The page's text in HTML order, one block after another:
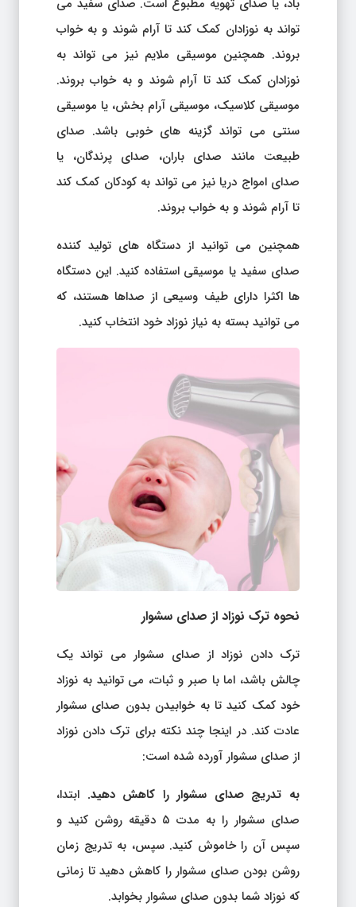
باد، یا صدای تهویه مطبوع است. صدای سفید می
تواند به نوزادان کمک کند تا آرام شوند و به خواب
بروند. همچنین موسیقی ملایم نیز می تواند به
نوزادان کمک کند تا آرام شوند و به خواب بروند.
موسیقی کلاسیک، موسیقی آرام بخش، یا موسیقی
سنتی می تواند گزینه های خوبی باشد. صدای
طبیعت مانند صدای باران، صدای پرندگان، یا
صدای امواج دریا نیز می تواند به کودکان کمک کند
تا آرام شوند و به خواب بروند.
همچنین می توانید از دستگاه های تولید کننده
صدای سفید یا موسیقی استفاده کنید. این دستگاه
ها اکثرا دارای طیف وسیعی از صداها هستند، که
می توانید بسته به نیاز نوزاد خود انتخاب کنید.
نحوه ترک نوزاد از صدای سشوار
ترک دادن نوزاد از صدای سشوار می تواند یک
چالش باشد، اما با صبر و ثبات، می توانید به نوزاد
خود کمک کنید تا به خوابیدن بدون صدای سشوار
عادت کند. در اینجا چند نکته برای ترک دادن نوزاد
از صدای سشوار آورده شده است:
به تدریج صدای سشوار را کاهش دهید. ابتدا،
صدای سشوار را به مدت ۵ دقیقه روشن کنید و
سپس آن را خاموش کنید. سپس، به تدریج زمان
روشن بودن صدای سشوار را کاهش دهید تا زمانی
که نوزاد شما بدون صدای سشوار بخوابد.